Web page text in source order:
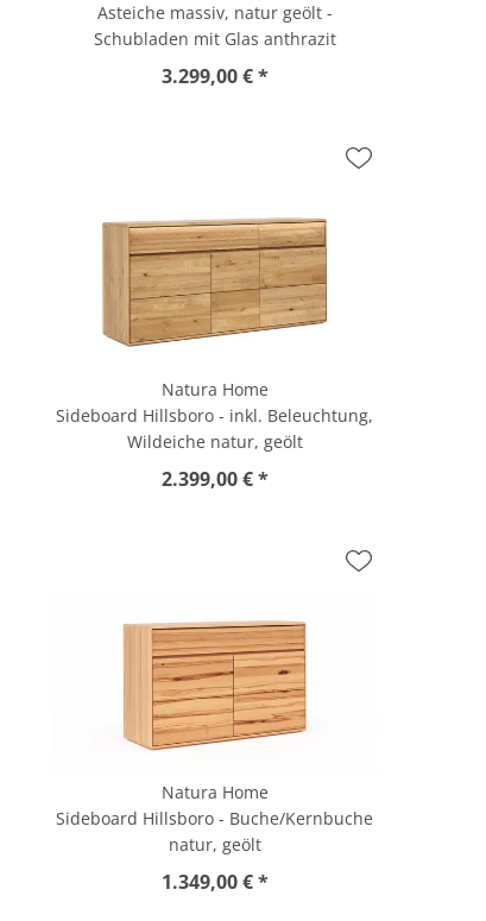
Asteiche massiv, natur geölt -
Schubladen mit Glas anthrazit
3.299,00 € *
Natura Home
Sideboard Hillsboro - inkl. Beleuchtung,
Wildeiche natur, geölt
2.399,00 € *
Natura Home
Sideboard Hillsboro - Buche/Kernbuche
natur, geölt
1.349,00 € *